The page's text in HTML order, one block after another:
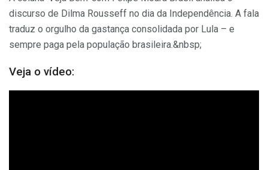
discurso de Dilma Rousseff no dia da Independência. A fala
traduz o orgulho da gastança consolidada por Lula – e
sempre paga pela população brasileira.&nbsp;
Veja o vídeo: